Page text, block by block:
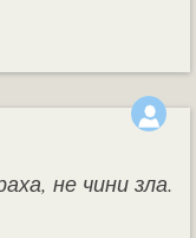
не чини зла.